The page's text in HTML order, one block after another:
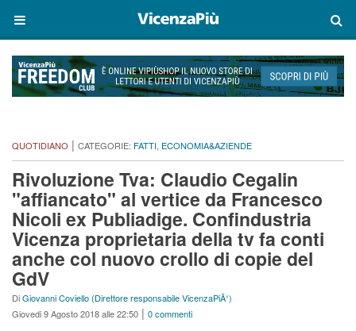
QUOTIDIANO | CATEGORIE: FATTI, ECONOMIA&AZIENDE
Rivoluzione Tva: Claudio Cegalin
"affiancato" al vertice da Francesco
Nicoli ex Publiadige. Confindustria
Vicenza proprietaria della tv fa conti
anche col nuovo crollo di copie del
GdV
DiGiovanni Coviello (Direttore responsabile VicenzaPiÃ¹)
Giovedi 9 Agosto 2018 alle 22:50 | 0 commenti